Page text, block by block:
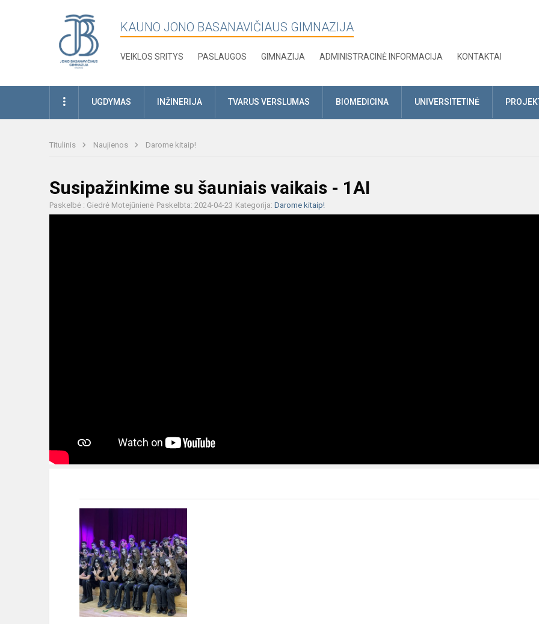
KAUNO JONO BASANAVIČIAUS GIMNAZIJA
VEIKLOS SRITYS PASLAUGOS GIMNAZIJA ADMINISTRACINĖ INFORMACIJA KONTAKTAI
UGDYMAS INŽINERIJA TVARUS VERSLUMAS BIOMEDICINA UNIVERSITETINĖ
Titulinis Naujienos Darome kitaip!
Susipažinkime su šauniais vaikais - 1AI
Paskelbė : Giedrė Motejūnienė Paskelbta: 2024-04-23 Kategorija: Darome kitaip!